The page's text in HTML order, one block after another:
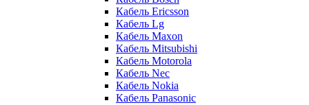
Кабель Ericsson
Кабель Lg
Кабель Maxon
Кабель Mitsubishi
Кабель Motorola
Кабель Nec
Кабель Nokia
Кабель Panasonic